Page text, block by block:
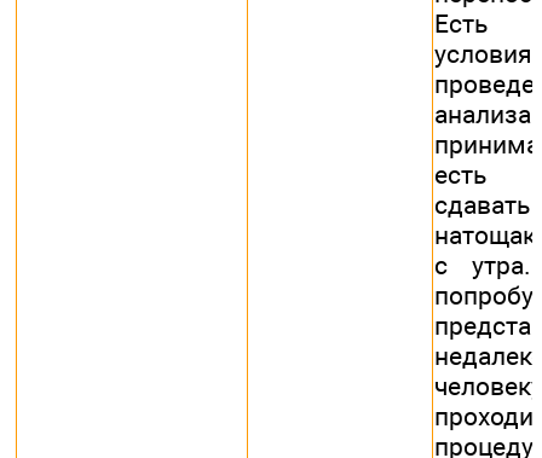
Есть
есть
с утра.